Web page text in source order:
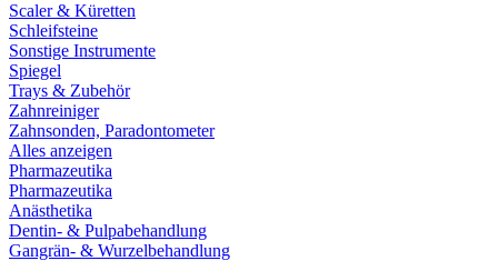
Scaler & Küretten
Schleifsteine
Sonstige Instrumente
Spiegel
Trays & Zubehör
Zahnreiniger
Zahnsonden, Paradontometer
Alles anzeigen
Pharmazeutika
Pharmazeutika
Anästhetika
Dentin- & Pulpabehandlung
Gangrän- & Wurzelbehandlung